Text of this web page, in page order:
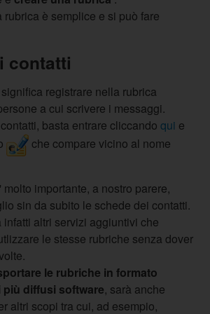
è semplice e si può fare
contatti
significa registrare nella rubrica
a cui scrivere i messaggi.
basta entrare cliccando qui e
che compare vicino al nome
molto importante, a nostro parere,
sin da subito le schede dei contatti.
altri servizi aggiuntivi che
le stesse rubriche senza dover
le rubriche in formato
diffusi software, sarà anche
altri scopi tra cui, ad esempio,